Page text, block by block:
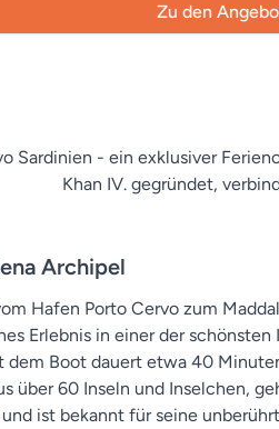
Zu den
Sardinien - ein exklusiver
Khan IV. gegründet,
Archipel
Hafen Porto Cervo zum
Erlebnis in einer der
dem Boot dauert etwa 40
über 60 Inseln und Inselchen,
ist bekannt für seine